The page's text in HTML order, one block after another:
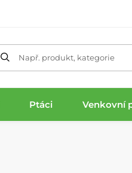
Např. produkt, kategorie
Ptáci Venkovní